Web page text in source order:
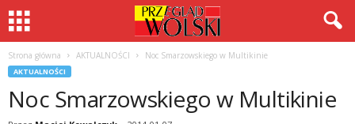
Strona główna AKTUALNOŚCI Noc Smarzowskiego w Multikinie
AKTUALNOŚCI
Noc Smarzowskiego w Multikinie